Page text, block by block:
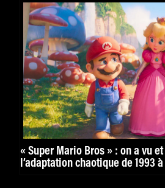
« Super Mario Bros » : on a vu
l’adaptation chaotique de 1993